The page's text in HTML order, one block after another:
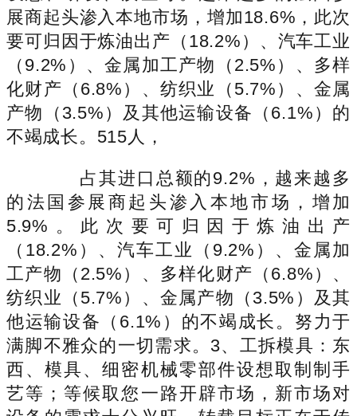
展商起头渗入本地市场，增加18.6%，此次
要可归因于炼油出产（18.2%）、汽车工业
（9.2%）、金属加工产物（2.5%）、多样
化财产（6.8%）、纺织业（5.7%）、金属
产物（3.5%）及其他运输设备（6.1%）的
不竭成长。515人，
占其进口总额的9.2%，越来越多
的法国参展商起头渗入本地市场，增加
5.9%。此次要可归因于炼油出产
（18.2%）、汽车工业（9.2%）、金属加
工产物（2.5%）、多样化财产（6.8%）、
纺织业（5.7%）、金属产物（3.5%）及其
他运输设备（6.1%）的不竭成长。努力于
满脚不雅众的一切需求。3、工拆模具：东
西、模具、细密机械零部件设想取制制手
艺等；等候取您一路开辟市场，新市场对